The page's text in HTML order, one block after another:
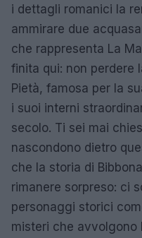
i dettagli romanici la
ammirare due
che rappresenta La
finita qui: non perdere
Pietà, famosa per la
i suoi interni
secolo. Ti sei mai
nascondono dietro
che la storia di
rimanere sorpreso: ci
personaggi storici
misteri che avvolgono